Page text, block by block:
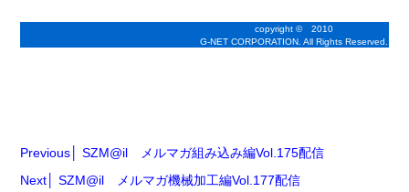
copyright © 2010
G-NET CORPORATION. All Rights Reserved.
Previous
SZM@il メルマガ組み込み編Vol.175配信
Next
SZM@il メルマガ機械加工編Vol.177配信